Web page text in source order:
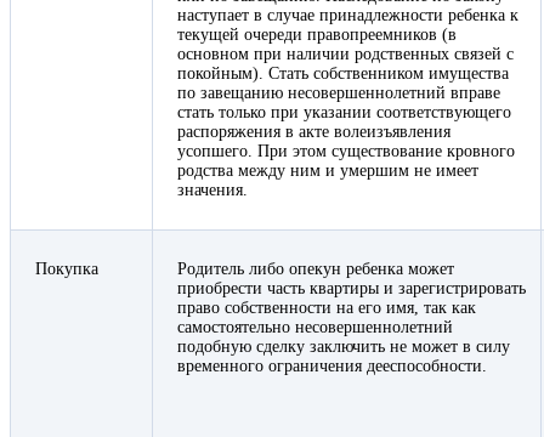
наступает в случае принадлежности ребенка к
текущей очереди правопреемников (в
основном при наличии родственных связей с
покойным). Стать собственником имущества
по завещанию несовершеннолетний вправе
стать только при указании соответствующего
распоряжения в акте волеизъявления
усопшего. При этом существование кровного
родства между ним и умершим не имеет
значения.
Покупка
Родитель либо опекун ребенка может
приобрести часть квартиры и зарегистрировать
право собственности на его имя, так как
самостоятельно несовершеннолетний
подобную сделку заключить не может в силу
временного ограничения дееспособности.